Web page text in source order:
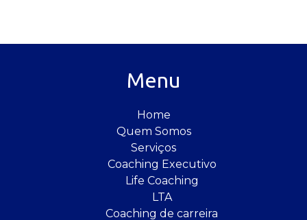
Menu
Home
Quem Somos
Serviços
Coaching Executivo
Life Coaching
LTA
Coaching de carreira